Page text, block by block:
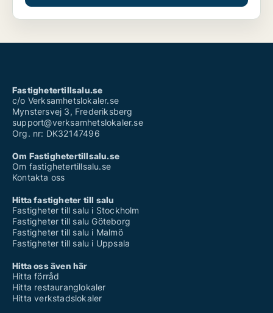
Fastighetertillsalu.se
c/o Verksamhetslokaler.se
Mynstersvej 3, Frederiksberg
support@verksamhetslokaler.se
Org. nr: DK32147496
Om Fastighetertillsalu.se
Om fastighetertillsalu.se
Kontakta oss
Hitta fastigheter till salu
Fastigheter till salu i Stockholm
Fastigheter till salu Göteborg
Fastigheter till salu i Malmö
Fastigheter till salu i Uppsala
Hitta oss även här
Hitta förråd
Hitta restauranglokaler
Hitta verkstadslokaler